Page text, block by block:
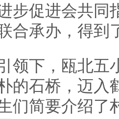
步促进会共同
合承办，得到
领下，瓯北
的石桥，迈入
们简要介绍了